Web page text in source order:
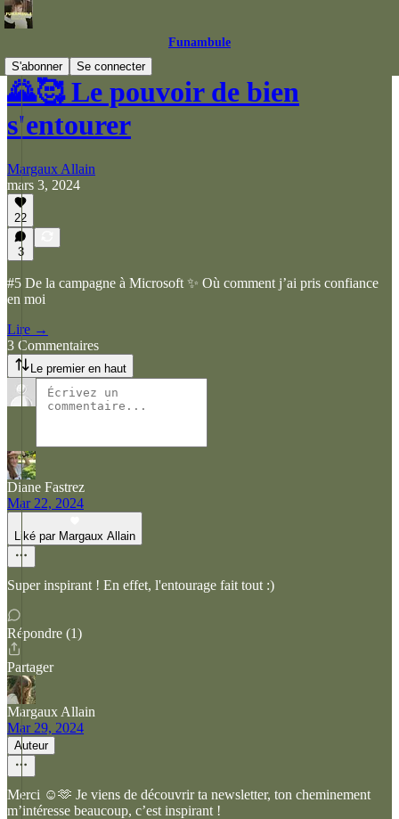
Funambule
S'abonner
Se connecter
🌄🥰 Le pouvoir de bien
s'entourer
Margaux Allain
mars 3, 2024
22
3
#5 De la campagne à Microsoft ✨ Où comment j’ai pris confiance
en moi
Lire →
3 Commentaires
Le premier en haut
Diane Fastrez
Mar 22, 2024
Liké par Margaux Allain
Super inspirant ! En effet, l'entourage fait tout :)
Répondre (1)
Partager
Margaux Allain
Mar 29, 2024
Auteur
Merci ☺️🫶 Je viens de découvrir ta newsletter, ton cheminement
m’intéresse beaucoup, c’est inspirant !